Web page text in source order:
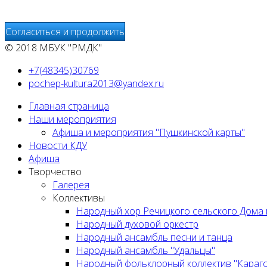
Согласиться и продолжить
© 2018 МБУК "РМДК"
+7(48345)30769
pochep-kultura2013@yandex.ru
Главная страница
Наши мероприятия
Афиша и мероприятия "Пушкинской карты"
Новости КДУ
Афиша
Творчество
Галерея
Коллективы
Народный хор Речицкого сельского Дома
Народный духовой оркестр
Народный ансамбль песни и танца
Народный ансамбль "Удальцы"
Народный фольклорный коллектив